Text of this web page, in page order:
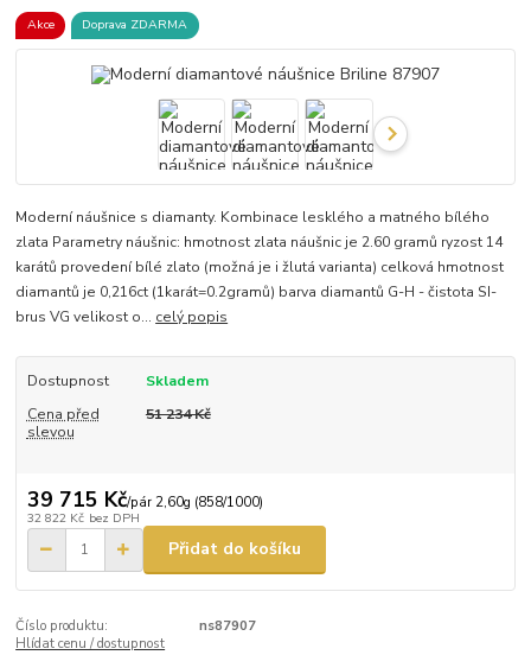
Akce Doprava ZDARMA
Moderní náušnice s diamanty. Kombinace lesklého a matného bílého
zlata Parametry náušnic: hmotnost zlata náušnic je 2.60 gramů ryzost 14
karátů provedení bílé zlato (možná je i žlutá varianta) celková hmotnost
diamantů je 0,216ct (1karát=0.2gramů) barva diamantů G-H - čistota SI-
brus VG velikost o... celý popis
Dostupnost
Skladem
Cena před
slevou
51 234 Kč
39 715 Kč/pár 2,60g (858/1000)
32 822 Kč bez DPH
Přidat do košíku
Číslo produktu:
ns87907
Hlídat cenu / dostupnost